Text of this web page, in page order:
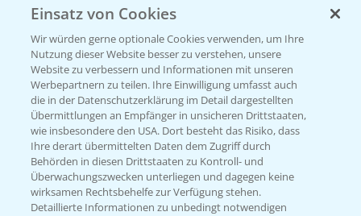
Beratung auf WhatsApp
T.+49 (0)174 346 564 1
KONTAKT
Hilfe in Notfällen
T.+49 (0)214/30-20220
Einsatz von Cookies
Wir würden gerne optionale Cookies verwenden, um Ihre
Nutzung dieser Website besser zu verstehen, unsere
Website zu verbessern und Informationen mit unseren
Werbepartnern zu teilen. Ihre Einwilligung umfasst auch
die in der Datenschutzerklärung im Detail dargestellten
Übermittlungen an Empfänger in unsicheren Drittstaaten,
wie insbesondere den USA. Dort besteht das Risiko, dass
Ihre derart übermittelten Daten dem Zugriff durch
Behörden in diesen Drittstaaten zu Kontroll- und
Überwachungszwecken unterliegen und dagegen keine
wirksamen Rechtsbehelfe zur Verfügung stehen.
Detaillierte Informationen zu unbedingt notwendigen